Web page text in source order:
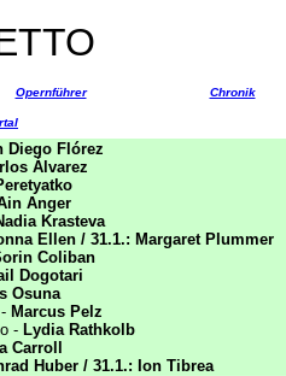
Opernführer Chronik
Diego Flórez
Álvarez
Anger
Krasteva
Ellen / 31.1.: Margaret Plummer
Coliban
Dogotari
Osuna
Marcus Pelz
- Lydia Rathkolb
Carroll
Huber / 31.1.: Ion Tibrea